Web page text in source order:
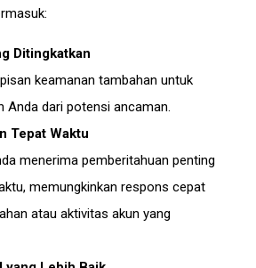
Ditingkatkan
keamanan tambahan untuk
Anda dari potensi ancaman.
Tepat Waktu
menerima pemberitahuan penting
memungkinkan respons cepat
atau aktivitas akun yang